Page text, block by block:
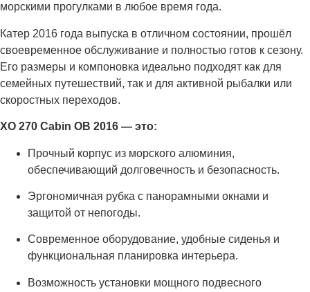
морскими прогулками в любое время года.
Катер 2016 года выпуска в отличном состоянии, прошёл
своевременное обслуживание и полностью готов к сезону.
Его размеры и компоновка идеально подходят как для
семейных путешествий, так и для активной рыбалки или
скоростных переходов.
XO 270 Cabin OB 2016 — это:
Прочный корпус из морского алюминия,
обеспечивающий долговечность и безопасность.
Эргономичная рубка с панорамными окнами и
защитой от непогоды.
Современное оборудование, удобные сиденья и
функциональная планировка интерьера.
Возможность установки мощного подвесного